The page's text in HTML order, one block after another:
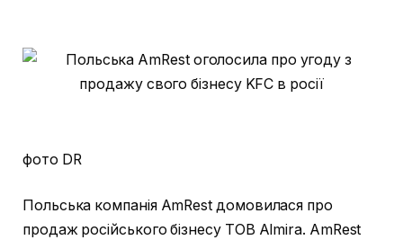
фото DR
Польська компанія AmRest домовилася про
продаж російського бізнесу ТОВ Almira. AmRest